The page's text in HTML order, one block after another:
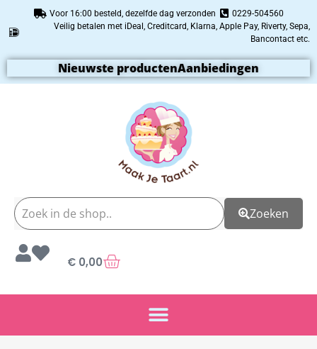
Voor 16:00 besteld, dezelfde dag verzonden
0229-504560
Veilig betalen met iDeal, Creditcard, Klarna, Apple Pay, Riverty, Sepa,
Bancontact etc.
Nieuwste productenAanbiedingen
Zoeken
€ 0,00